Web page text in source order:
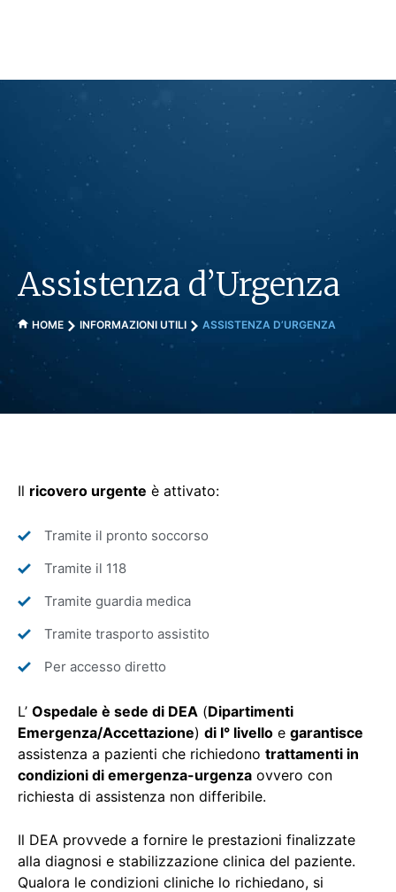
Assistenza d’Urgenza
HOME INFORMAZIONI UTILI ASSISTENZA D’URGENZA
Il ricovero urgente è attivato:
Tramite il pronto soccorso
Tramite il 118
Tramite guardia medica
Tramite trasporto assistito
Per accesso diretto
L’ Ospedale è sede di DEA (Dipartimenti
Emergenza/Accettazione) di I° livello e garantisce
assistenza a pazienti che richiedono trattamenti in
condizioni di emergenza-urgenza ovvero con
richiesta di assistenza non differibile.
Il DEA provvede a fornire le prestazioni finalizzate
alla diagnosi e stabilizzazione clinica del paziente.
Qualora le condizioni cliniche lo richiedano, si